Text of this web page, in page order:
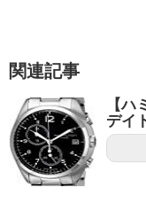
関連記事
【
デイ